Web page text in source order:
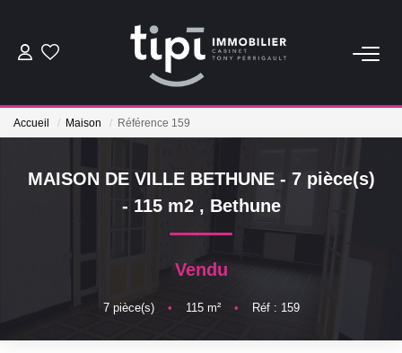
ACHETER
Nos Biens Locations
Nos Biens Loués
VENDRE
Accueil Maison Référence 159
MAISON DE VILLE BETHUNE - 7 pièce(s)
- 115 m2 , Bethune
Vendu
7pièce(s) • 115m² • Réf : 159